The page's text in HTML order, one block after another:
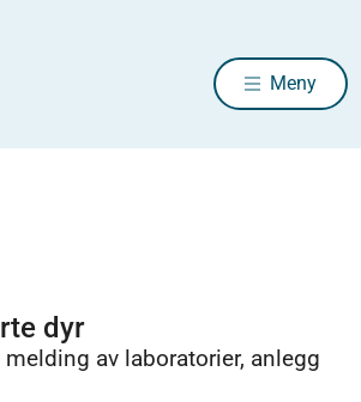
Meny
dyr
av laboratorier, anlegg